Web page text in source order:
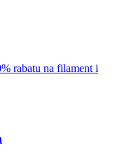
rabatu na filament i